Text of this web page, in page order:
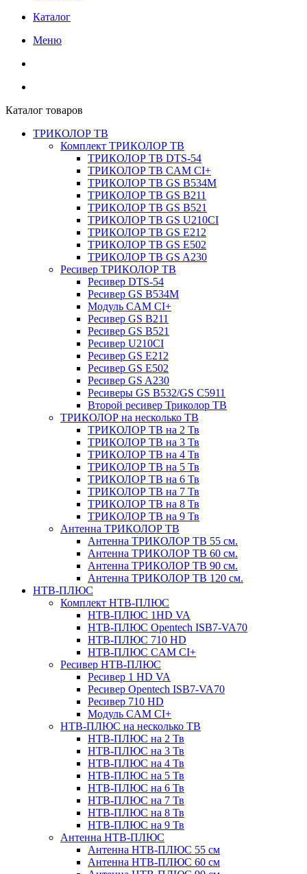
Каталог
Меню
Каталог товаров
ТРИКОЛОР ТВ
Комплект ТРИКОЛОР ТВ
ТРИКОЛОР ТВ DTS-54
ТРИКОЛОР ТВ CAM CI+
ТРИКОЛОР ТВ GS B534M
ТРИКОЛОР ТВ GS B211
ТРИКОЛОР ТВ GS B521
ТРИКОЛОР ТВ GS U210CI
ТРИКОЛОР ТВ GS E212
ТРИКОЛОР ТВ GS E502
ТРИКОЛОР ТВ GS A230
Ресивер ТРИКОЛОР ТВ
Ресивер DTS-54
Ресивер GS B534M
Модуль CAM CI+
Ресивер GS B211
Ресивер GS B521
Ресивер U210CI
Ресивер GS E212
Ресивер GS E502
Ресивер GS A230
Ресиверы GS B532/GS C5911
Второй ресивер Триколор ТВ
ТРИКОЛОР на несколько ТВ
ТРИКОЛОР ТВ на 2 Тв
ТРИКОЛОР ТВ на 3 Тв
ТРИКОЛОР ТВ на 4 Тв
ТРИКОЛОР ТВ на 5 Тв
ТРИКОЛОР ТВ на 6 Тв
ТРИКОЛОР ТВ на 7 Тв
ТРИКОЛОР ТВ на 8 Тв
ТРИКОЛОР ТВ на 9 Тв
Антенна ТРИКОЛОР ТВ
Антенна ТРИКОЛОР ТВ 55 см.
Антенна ТРИКОЛОР ТВ 60 см.
Антенна ТРИКОЛОР ТВ 90 см.
Антенна ТРИКОЛОР ТВ 120 см.
НТВ-ПЛЮС
Комплект НТВ-ПЛЮС
НТВ-ПЛЮС 1HD VA
НТВ-ПЛЮС Opentech ISB7-VA70
НТВ-ПЛЮС 710 HD
НТВ-ПЛЮС CAM CI+
Ресивер НТВ-ПЛЮС
Ресивер 1 HD VA
Ресивер Opentech ISB7-VA70
Ресивер 710 HD
Модуль CAM CI+
НТВ-ПЛЮС на несколько ТВ
НТВ-ПЛЮС на 2 Тв
НТВ-ПЛЮС на 3 Тв
НТВ-ПЛЮС на 4 Тв
НТВ-ПЛЮС на 5 Тв
НТВ-ПЛЮС на 6 Тв
НТВ-ПЛЮС на 7 Тв
НТВ-ПЛЮС на 8 Тв
НТВ-ПЛЮС на 9 Тв
Антенна НТВ-ПЛЮС
Антенна НТВ-ПЛЮС 55 см
Антенна НТВ-ПЛЮС 60 см